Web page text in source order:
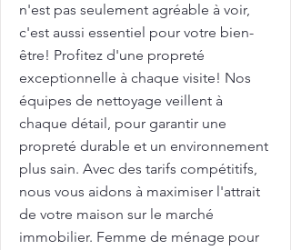
n'est pas seulement agréable à voir,
c'est aussi essentiel pour votre bien-
être! Profitez d'une propreté
exceptionnelle à chaque visite! Nos
équipes de nettoyage veillent à
chaque détail, pour garantir une
propreté durable et un environnement
plus sain. Avec des tarifs compétitifs,
nous vous aidons à maximiser l'attrait
de votre maison sur le marché
immobilier. Femme de ménage pour